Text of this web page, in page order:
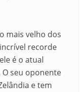
mais velho dos
recorde
é o atual
O seu oponente
e tem